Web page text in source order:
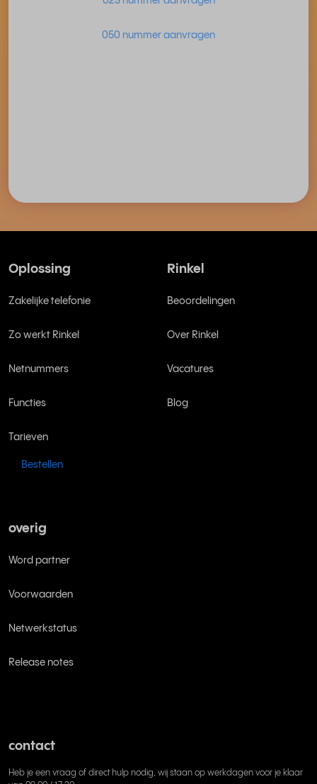
050 nummer aanvragen
Oplossing
Zakelijke telefonie
Zo werkt Rinkel
Netnummers
Functies
Tarieven
Bestellen
Rinkel
Beoordelingen
Over Rinkel
Vacatures
Blog
overig
Word partner
Voorwaarden
Netwerkstatus
Release notes
contact
Heb je een vraag of direct hulp nodig, wij staan op werkdagen voor je klaar